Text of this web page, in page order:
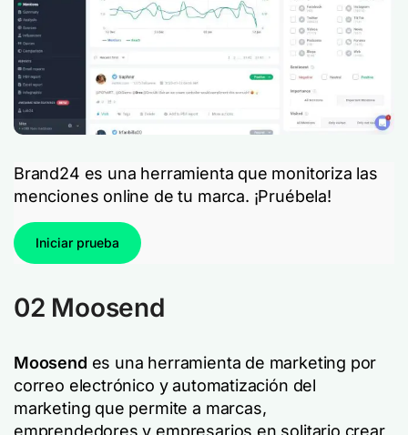
Brand24 es una herramienta que monitoriza las
menciones online de tu marca. ¡Pruébela!
Iniciar prueba
02 Moosend
Moosend es una herramienta de marketing por
correo electrónico y automatización del
marketing que permite a marcas,
emprendedores y empresarios en solitario crear